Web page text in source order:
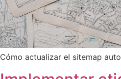
Cómo actualizar el sitemap